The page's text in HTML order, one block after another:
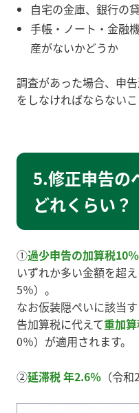
自宅の金庫、銀行の
手帳・ノート・金融
産がないかどうか
調査があった場合、申
をしなければならないこ
5.修正申告の
どれくらい？
①過少申告の加算税10％
いずれか多い金額を超
5％）。
なお仮装隠ぺいに該当
告加算税に代えて重加
0％）が適用されます。
②延滞税 年2.6％ （令